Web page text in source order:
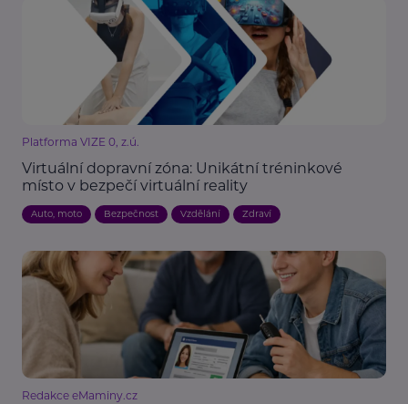
Platforma VIZE 0, z.ú.
Virtuální dopravní zóna: Unikátní tréninkové
místo v bezpečí virtuální reality
Auto, moto Bezpečnost Vzdělání Zdraví
Redakce eMaminy.cz